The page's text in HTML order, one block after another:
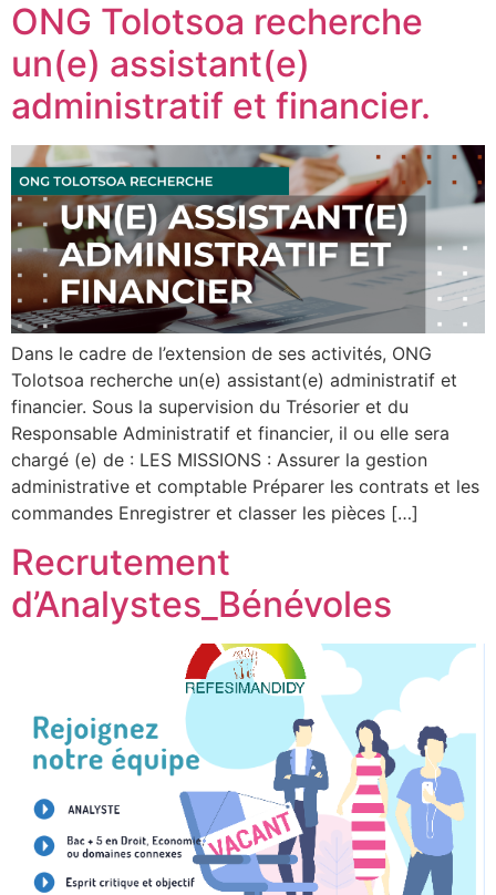
ONG Tolotsoa recherche
un(e) assistant(e)
administratif et financier.
Dans le cadre de l’extension de ses activités, ONG
Tolotsoa recherche un(e) assistant(e) administratif et
financier. Sous la supervision du Trésorier et du
Responsable Administratif et financier, il ou elle sera
chargé (e) de : LES MISSIONS : Assurer la gestion
administrative et comptable Préparer les contrats et les
commandes Enregistrer et classer les pièces […]
Recrutement
d’Analystes_Bénévoles